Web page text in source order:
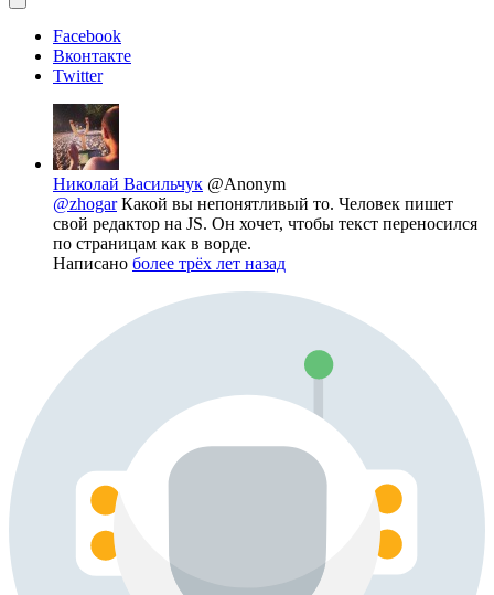
Facebook
Вконтакте
Twitter
Николай Васильчук @Anonym
@zhogarКакой вы непонятливый то. Человек пишет
свой редактор на JS. Он хочет, чтобы текст переносился
по страницам как в ворде.
Написано более трёх лет назад